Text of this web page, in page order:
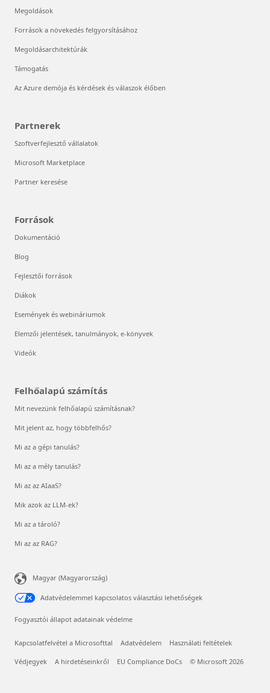
Megoldások
Források a növekedés felgyorsításához
Megoldásarchitektúrák
Támogatás
Az Azure demója és kérdések és válaszok élőben
Partnerek
Szoftverfejlesztő vállalatok
Microsoft Marketplace
Partner keresése
Források
Dokumentáció
Blog
Fejlesztői források
Diákok
Események és webináriumok
Elemzői jelentések, tanulmányok, e-könyvek
Videók
Felhőalapú számítás
Mit nevezünk felhőalapú számításnak?
Mit jelent az, hogy többfelhős?
Mi az a gépi tanulás?
Mi az a mély tanulás?
Mi az az AIaaS?
Mik azok az LLM-ek?
Mi az a tároló?
Mi az az RAG?
Magyar (Magyarország)
Adatvédelemmel kapcsolatos választási lehetőségek
Fogyasztói állapot adatainak védelme
Kapcsolatfelvétel a Microsofttal Adatvédelem Használati feltételek
Védjegyek A hirdetéseinkről EU Compliance DoCs © Microsoft 2026